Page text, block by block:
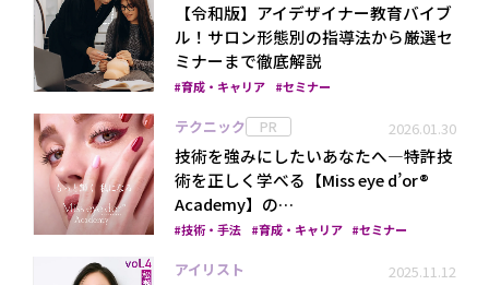
【令和版】アイデザイナー教育バイブ
ル！サロン形態別の指導法から厳選セ
ミナーまで徹底解説
育成・キャリア セミナー
テクニック PR 2026.01.30
技術を強みにしたいあなたへ―特許技
術を正しく学べる【Miss eye d’or®
Academy】の…
技術・手法 育成・キャリア セミナー
アイリスト 2025.11.12